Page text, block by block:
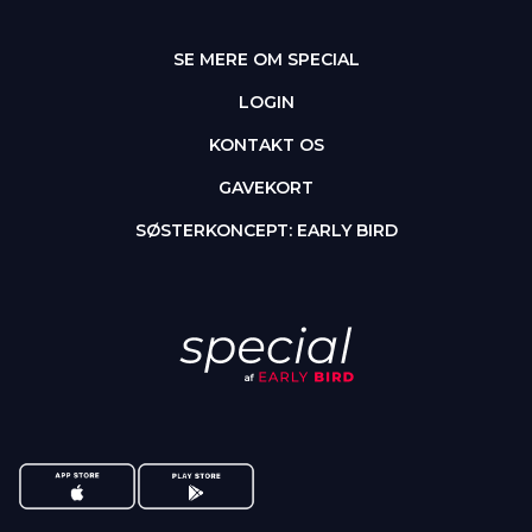
SE MERE OM SPECIAL
LOGIN
KONTAKT OS
GAVEKORT
SØSTERKONCEPT: EARLY BIRD